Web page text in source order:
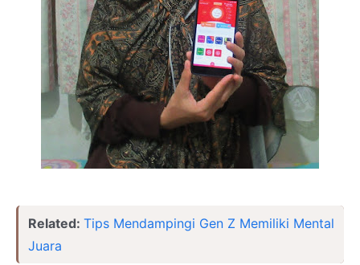
Related: Tips Mendampingi Gen Z Memiliki Mental
Juara